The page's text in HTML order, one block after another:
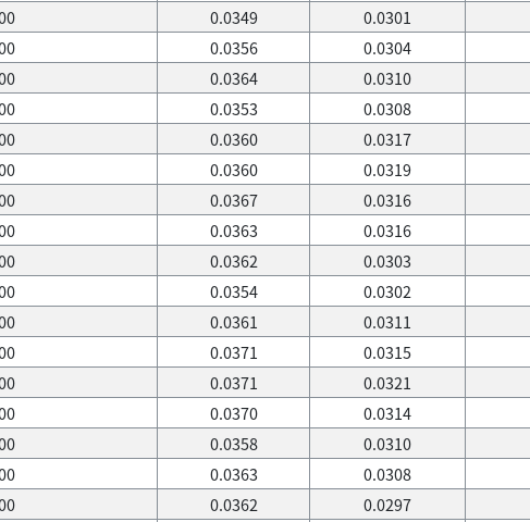
0.0349 0.0301
0.0356 0.0304
0.0364 0.0310
0.0353 0.0308
0.0360 0.0317
0.0360 0.0319
0.0367 0.0316
0.0363 0.0316
0.0362 0.0303
0.0354 0.0302
0.0361 0.0311
0.0371 0.0315
0.0371 0.0321
0.0370 0.0314
0.0358 0.0310
0.0363 0.0308
0.0362 0.0297